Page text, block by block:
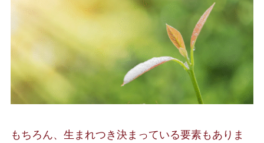
もちろん、生まれつき決まっている要素もありま